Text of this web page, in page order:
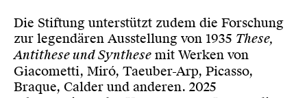
Die Stiftung unterstützt zudem die Forschung
zur legendären Ausstellung von 1935 These,
Antithese und Synthese mit Werken von
Giacometti, Miró, Taeuber-Arp, Picasso,
Braque, Calder und anderen. 2025